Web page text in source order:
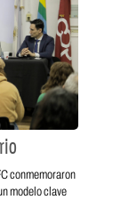
conmemoraron
modelo clave